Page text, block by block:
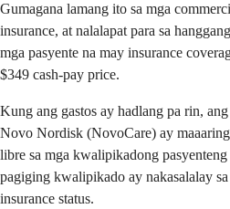
Gumagana lamang ito sa mga
insurance, at nalalapat para sa
mga pasyente na may insurance
$349 cash-pay price.
Kung ang gastos ay hadlang pa rin,
Novo Nordisk (NovoCare) ay
libre sa mga kwalipikadong
pagiging kwalipikado ay nakasalalay
insurance status.